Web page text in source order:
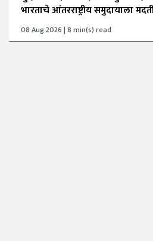
भारताचे आंतरराष्ट्रीय समुदायाला
08 Aug 2026 | 8 min(s) read